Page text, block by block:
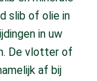
slib of olie in
in uw
De vlotter of
af bij